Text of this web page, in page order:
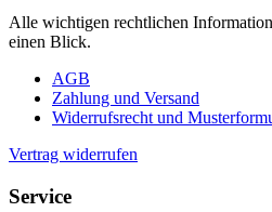
Alle wichtigen rechtlichen
einen Blick.
AGB
Zahlung und Versand
Widerrufsrecht und
Vertrag widerrufen
Service